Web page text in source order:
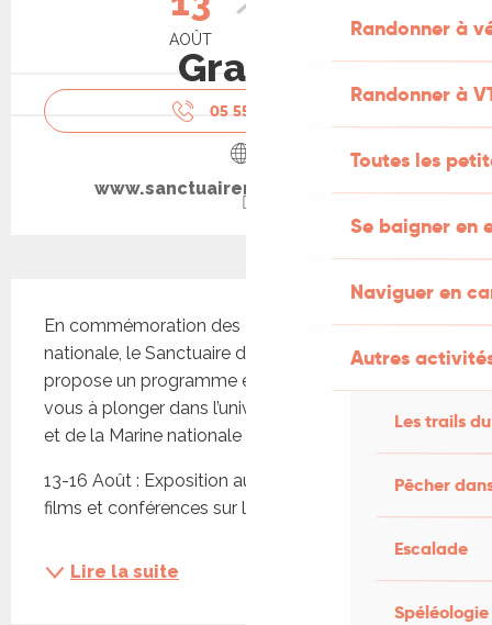
Randonner à
Randonner à
Toutes les
Se baigner en
Naviguer en
Autres
Les trails
Pêcher
Escalade
Spéléologie
AOÛT
Gratuit
05 55 14 10
www.sanctuairerocamadour.com
En commémoration des 400 ans de la Marine
nationale, le Sanctuaire de Rocamadour vous
propose un programme exceptionnel. Préparez-
vous à plonger dans l’univers fascinant de la mer
et de la Marine nationale !
13-16 Août : Exposition au Château de maquettes,
films et conférences sur la Marine...
Lire la suite